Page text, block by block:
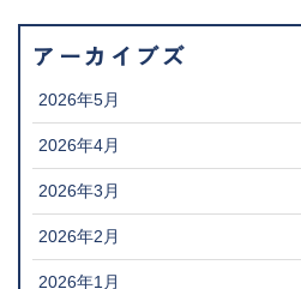
アーカイブズ
2026年5月
2026年4月
2026年3月
2026年2月
2026年1月